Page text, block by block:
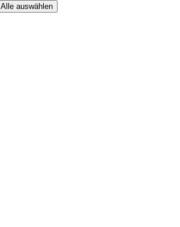
Alle auswählen